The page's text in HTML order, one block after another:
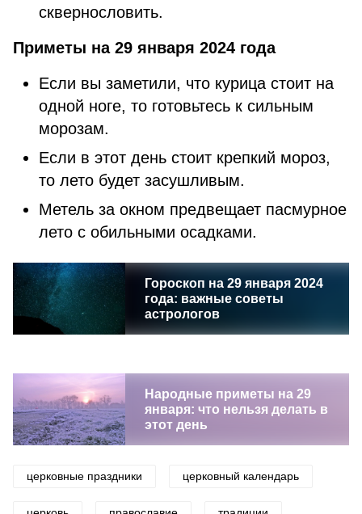
сквернословить.
Приметы на 29 января 2024 года
Если вы заметили, что курица стоит на
одной ноге, то готовьтесь к сильным
морозам.
Если в этот день стоит крепкий мороз,
то лето будет засушливым.
Метель за окном предвещает пасмурное
лето с обильными осадками.
Гороскоп на 29 января 2024
года: важные советы
астрологов
Народные приметы на 29
января: что нельзя делать в
этот день
церковные праздники церковный календарь